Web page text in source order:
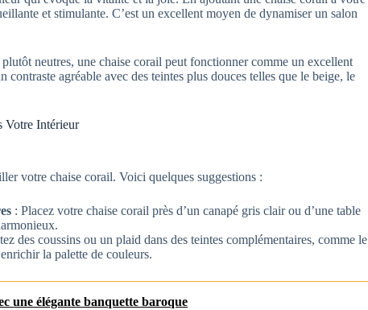
et stimulante. C’est un excellent moyen de dynamiser un salon
plutôt neutres, une chaise corail peut fonctionner comme un excellent
agréable avec des teintes plus douces telles que le beige, le
Votre Intérieur
votre chaise corail. Voici quelques suggestions :
: Placez votre chaise corail près d’un canapé gris clair ou d’une table
des coussins ou un plaid dans des teintes complémentaires, comme le
la palette de couleurs.
une élégante banquette baroque